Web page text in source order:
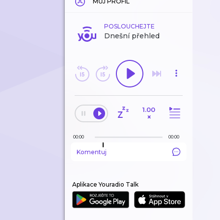
POSLOUCHEJTE
Dnešní přehled
1.00
×
00:00 00:00
Komentuj
Aplikace Youradio Talk